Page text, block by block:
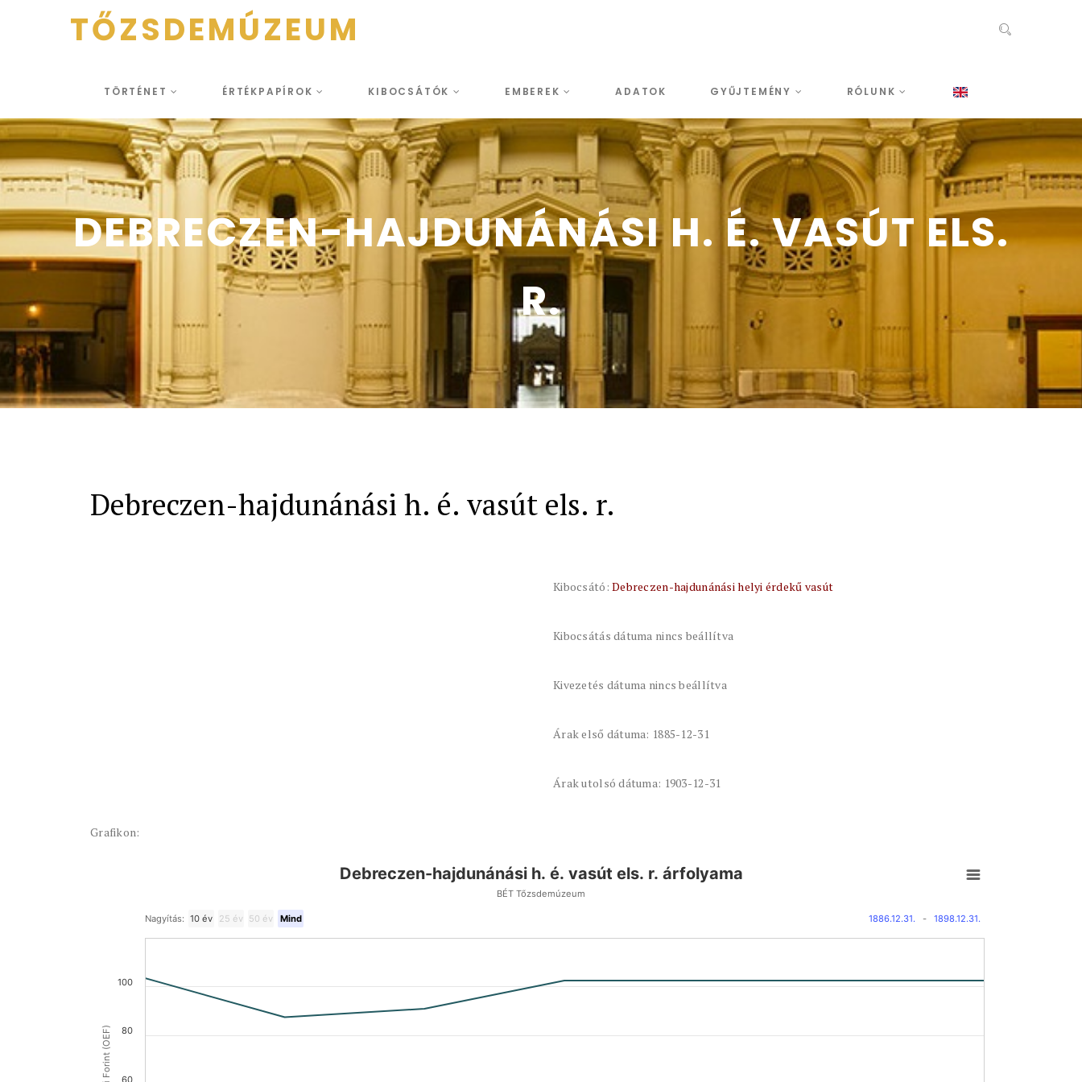
TŐZSDEMÚZEUM
TÖRTÉNET ÉRTÉKPAPÍROK KIBOCSÁTÓK EMBEREK ADATOK GYŰJTEMÉNY RÓLUNK
DEBRECZEN-HAJDUNÁNÁSI H. É. VASÚT ELS.
R.
Debreczen-hajdunánási h. é. vasút els. r.
Kibocsátó:Debreczen-hajdunánási helyi érdekű vasút
Kibocsátás dátuma nincs beállítva
Kivezetés dátuma nincs beállítva
Árak első dátuma: 1885-12-31
Árak utolsó dátuma: 1903-12-31
Grafikon:
Debreczen-hajdunánási h. é. vasút els. r. árfolyama
BÉT Tőzsdemúzeum
Nagyítás: 10 év 25 év 50 év Mind 1886.12.31. - 1898.12.31.
60
80
100